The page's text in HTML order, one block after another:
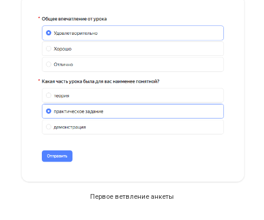
Первое ветвление анкеты